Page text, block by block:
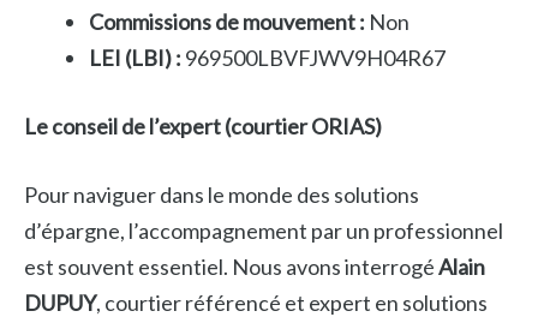
Commissions de mouvement : Non
LEI (LBI) : 969500LBVFJWV9H04R67
Le conseil de l’expert (courtier ORIAS)
Pour naviguer dans le monde des solutions
d’épargne, l’accompagnement par un professionnel
est souvent essentiel. Nous avons interrogéAlain
DUPUY, courtier référencé et expert en solutions